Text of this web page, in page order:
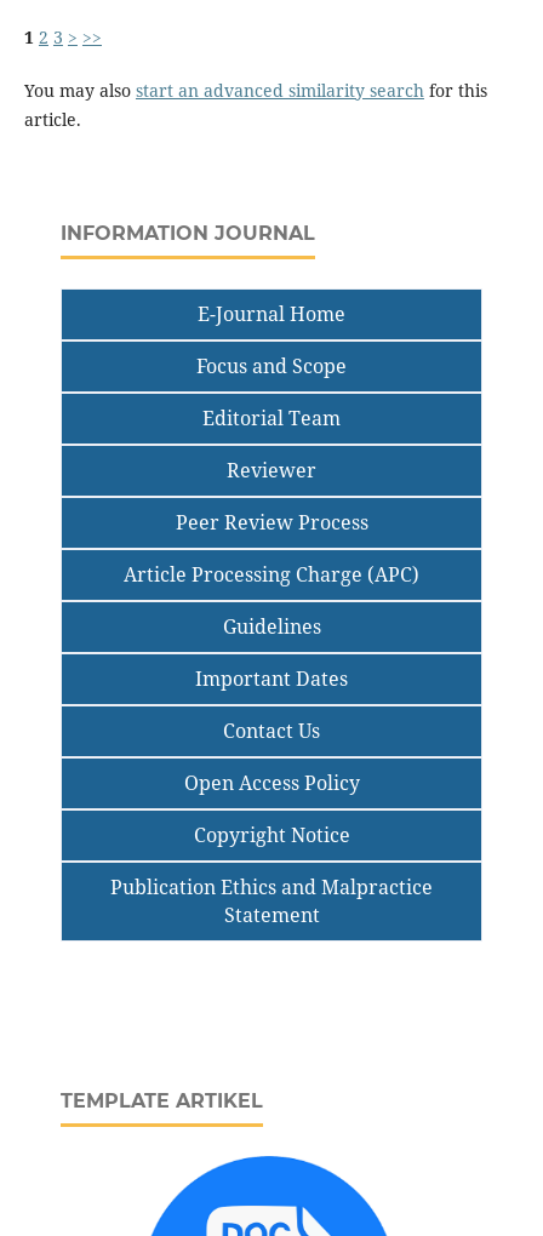
1 2 3 > >>
You may also start an advanced similarity searchfor this
article.
INFORMATION JOURNAL
E-Journal Home
Focus and Scope
Editorial Team
Reviewer
Peer Review Process
Article Processing Charge (APC)
Guidelines
Important Dates
Contact Us
Open Access Policy
Copyright Notice
Publication Ethics and Malpractice
Statement
TEMPLATE ARTIKEL